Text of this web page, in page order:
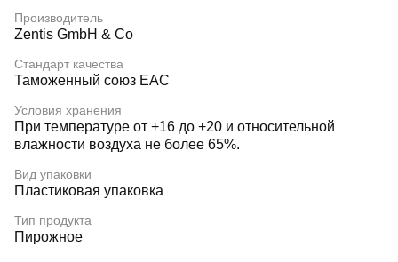
Производитель
Zentis GmbH & Co
Стандарт качества
Таможенный союз EAC
Условия хранения
При температуре от +16 до +20 и относительной
влажности воздуха не более 65%.
Вид упаковки
Пластиковая упаковка
Тип продукта
Пирожное